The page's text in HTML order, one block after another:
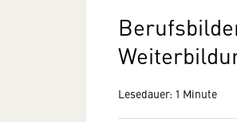
Lesedauer: 1 Minute